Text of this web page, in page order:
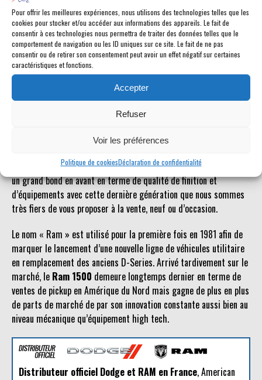
Pour offrir les meilleures expériences, nous utilisons des technologies telles que les
cookies pour stocker et/ou accéder aux informations des appareils. Le fait de
consentir à ces technologies nous permettra de traiter des données telles que le
comportement de navigation ou les ID uniques sur ce site. Le fait de ne pas
consentir ou de retirer son consentement peut avoir un effet négatif sur certaines
caractéristiques et fonctions.
Accepter
Refuser
Voir les préférences
Politique de cookiesDéclaration de confidentialité
Retrouvez toutes les annonces de voitures américaines en vente
chez American Car City, en temps réel. Tous les Dodge RAM-1500
ou en cours d'homologation selon les
normes en vigueur afin de disposer d'unecarte grise française.
Chaque véhicule est garanti pour vous assurer le meilleur service
en Europe. Plus accessible que d’autres pickups américains, il fait
un grand bond en avant en terme de qualité de finition et
d’équipements avec cette dernière génération que nous sommes
très fiers de vous proposer à la vente, neuf ou d’occasion.
Le nom « Ram » est utilisé pour la première fois en 1981 afin de
marquer le lancement d’une nouvelle ligne de véhicules utilitaire
en remplacement des anciens D-Series. Arrivé tardivement sur le
marché, le Ram 1500 demeure longtemps dernier en terme de
ventes de pickup en Amérique du Nord mais gagne de plus en plus
de parts de marché de par son innovation constante aussi bien au
niveau mécanique qu’équipement high tech.
Distributeur officiel Dodge et RAM en France, American